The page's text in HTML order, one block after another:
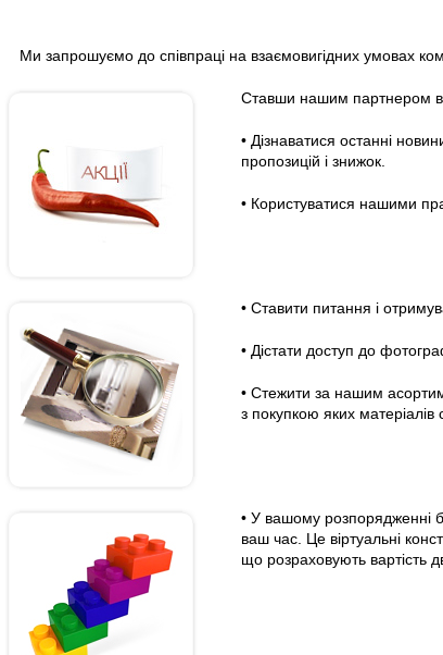
Ми запрошуємо до співпраці на взаємовигідних умовах
Ставши нашим партнером
• Дізнаватися останні
пропозицій і знижок.
• Користуватися нашими
• Ставити питання і
• Дістати доступ до
• Стежити за нашим
з покупкою яких матеріалів
• У вашому розпорядженні
ваш час. Це віртуальні
що розраховують вартість